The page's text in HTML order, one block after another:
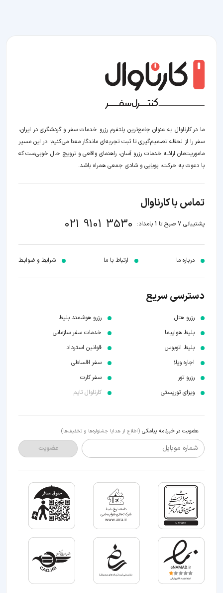
ما در کارناوال به عنوان جامع‌ترین پلتفرم رزرو خدمات سفر و گردشگری در ایران،
سفر را از لحظه‌ تصمیم‌گیری تا ثبت تجربه‌ای ماندگار معنا می‌کنیم؛ در این مسیر‍
ماموریت‌مان اراﺋــﻪ خدمات رزرو آسان، راهنمای واقعی و ترویج حال خوبی‌ست که
با دعوت به حرکت، پویایی و شادی جمعی همراه باشد.
تماس با کارناوال
پشتیبانی 7 صبح تا 1 بامداد: 021 9101 3530
درباره ما ارتباط با ما شرایط و ضوابـط
دسترسی سریع
رزرو هتل
بلیط هواپیما
بلیط اتوبوس
اجاره ویلا
رزرو تور
ویزای توریستی
رزرو هوشمند بلیط
خدمات سفر سازمانی
قوانین استرداد
سفر اقساطی
سفر کارت
کارناوال تایم
عضویت در خبرنامه پیامکی (اطلاع از هدایا جشنواره‌ها و تخفیف‌ها)
شماره موبایل عضویت